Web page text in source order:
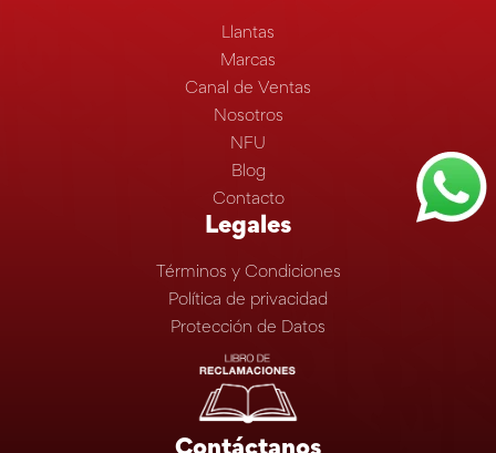
Llantas
Marcas
Canal de Ventas
Nosotros
NFU
Blog
Contacto
Legales
Términos y Condiciones
Política de privacidad
Protección de Datos